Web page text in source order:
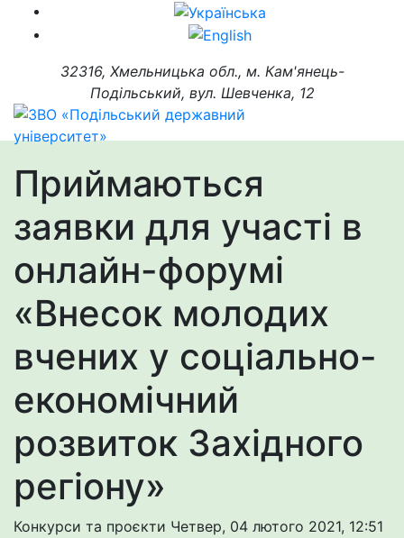
32316, Хмельницька обл., м. Кам'янець-
Подільський, вул. Шевченка, 12
Приймаються
заявки для участі в
онлайн-форумі
«Внесок молодих
вчених у соціально-
економічний
розвиток Західного
регіону»
Конкурси та проєкти Четвер, 04 лютого 2021, 12:51